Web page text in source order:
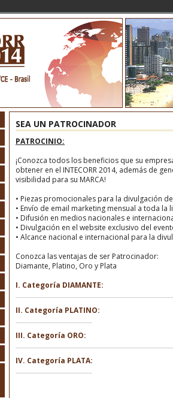
SEA UN PATROCINADOR
PATROCINIO:
¡Conozca todos los beneficios que su
obtener en el INTECORR 2014, además de
visibilidad para su MARCA!
• Piezas promocionales para la divulgación
• Envío de email marketing mensual a toda
• Difusión en medios nacionales e
• Divulgación en el website exclusivo del
• Alcance nacional e internacional para la
Conozca las ventajas de ser Patrocinador:
Diamante, Platino, Oro y Plata
I. Categoría DIAMANTE:
II. Categoría PLATINO:
III. Categoría ORO:
IV. Categoría PLATA: